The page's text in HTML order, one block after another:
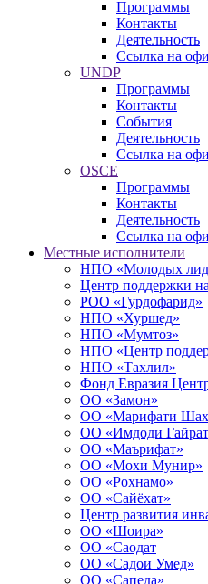
Программы
Контакты
Деятельность
Ссылка на
UNDP
Программы
Контакты
События
Деятельность
Ссылка на
OSCE
Программы
Контакты
Деятельность
Ссылка на
Местные исполнители
НПО «Молодых
Центр поддержки
РОО «Гурдофарид»
НПО «Хуршед»
НПО «Мумтоз»
НПО «Центр
НПО «Тахлил»
Фонд Евразия
ОО «Замон»
ОО «Марифати
ОО «Имдоди
ОО «Маърифат»
ОО «Мохи Мунир»
ОО «Рохнамо»
ОО «Сайёхат»
Центр развития
ОО «Шоира»
ОО «Саодат
ОО «Садои Умед»
ОО «Сапеда»